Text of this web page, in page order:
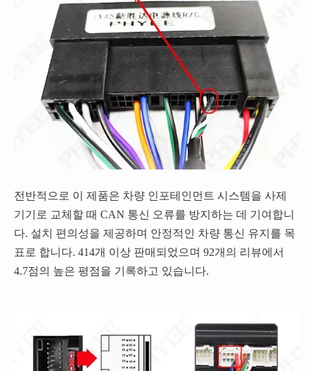
전반적으로 이 제품은 차량 인포테인먼트 시스템을 사제
기기로 교체할 때 CAN 통신 오류를 방지하는 데 기여합니
다. 설치 편의성을 제공하며 안정적인 차량 통신 유지를 목
표로 합니다. 414개 이상 판매되었으며 92개의 리뷰에서
4.7점의 높은 평점을 기록하고 있습니다.